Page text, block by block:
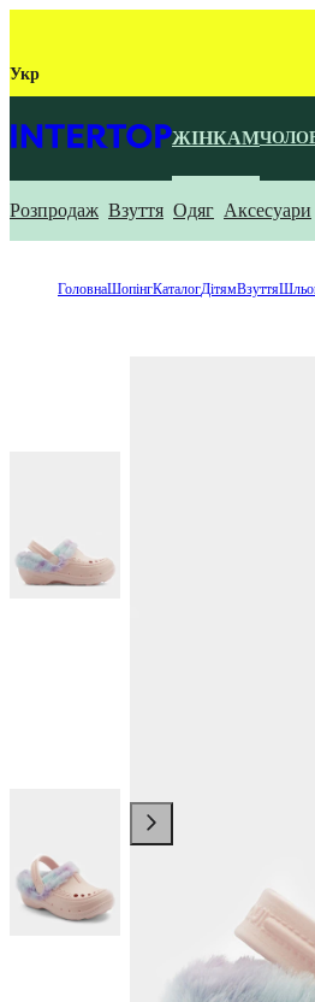
Укр
ЖІНКАМ
Розпродаж Взуття Одяг Аксесуари
ГоловнаШопінгКаталогДітямВзуття